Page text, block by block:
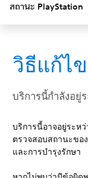
สถานะ PlayStation
วิธีแก้ไ
บริการนี้กำลังอยู่
บริการนี้อาจอยู่ระหว่
ตรวจสอบสถานะขอ
และการบำรุงรักษา